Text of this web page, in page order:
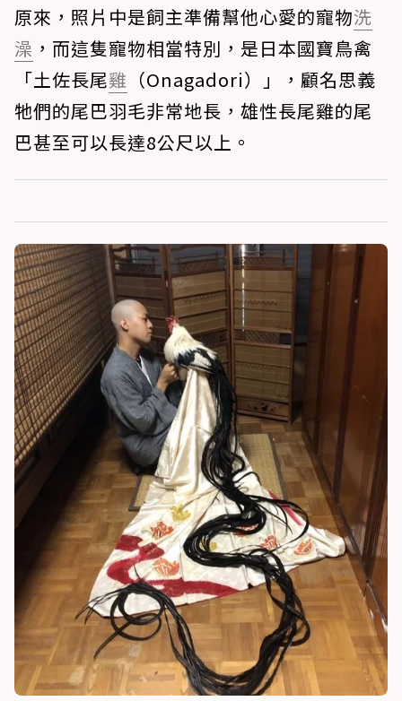
原來，照片中是飼主準備幫他心愛的寵物洗
澡 ，而這隻寵物相當特別，是日本國寶鳥禽
「土佐長尾雞 （Onagadori）」，顧名思義
牠們的尾巴羽毛非常地長，雄性長尾雞的尾
巴甚至可以長達8公尺以上。